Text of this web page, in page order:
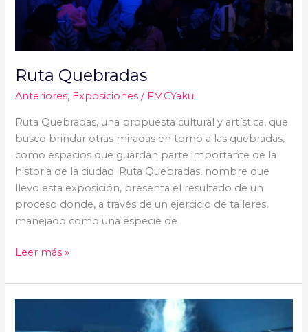
Ruta Quebradas
Anteriores, Exposiciones / FMCYaku
Ruta Quebradas, una propuesta cultural y artística, que
busco brindar otras miradas en torno a las quebradas,
como espacios que guardan parte importante de la
historia de la ciudad. Ruta Quebradas, nombre que
llevo esta exposición, presenta el resultado de un
proceso donde, a través de un ejercicio de talleres,
manejado como una especie de
Leer más »